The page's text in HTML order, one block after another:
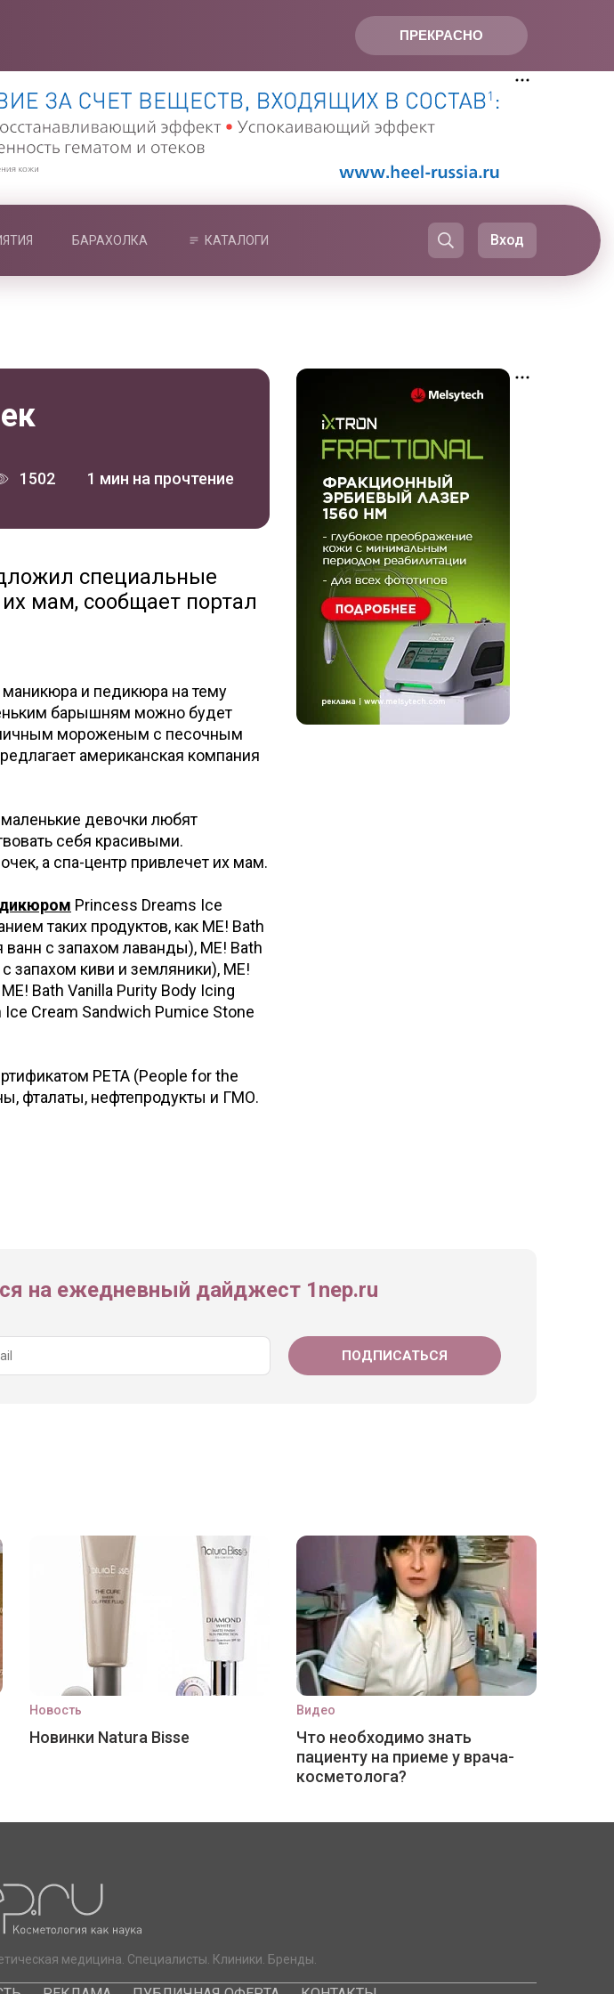
ПРЕКРАСНО
БАРАХОЛКА КАТАЛОГИ Вход
1502 1 мин на прочтение
специальные
мам, сообщает портал
и педикюра на тему
барышням можно будет
мороженым с песочным
американская компания
маленькие девочки любят
себя красивыми.
а спа-центр привлечет их мам.
Princess Dreams Ice
таких продуктов, как ME! Bath
с запахом лаванды), ME! Bath
запахом киви и земляники), ME!
Bath Vanilla Purity Body Icing
Cream Sandwich Pumice Stone
PETA (People for the
фталаты, нефтепродукты и ГМО.
на ежедневный дайджест 1nep.ru
Новость
Новинки Natura Bisse
Видео
Что необходимо знать
пациенту на приеме у врача-
косметолога?
медицина. Специалисты. Клиники. Бренды.